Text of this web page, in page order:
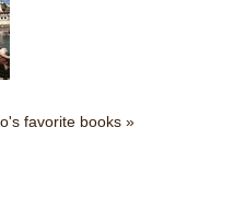
favorite books »